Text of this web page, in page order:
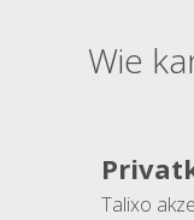
Wie
Talixo